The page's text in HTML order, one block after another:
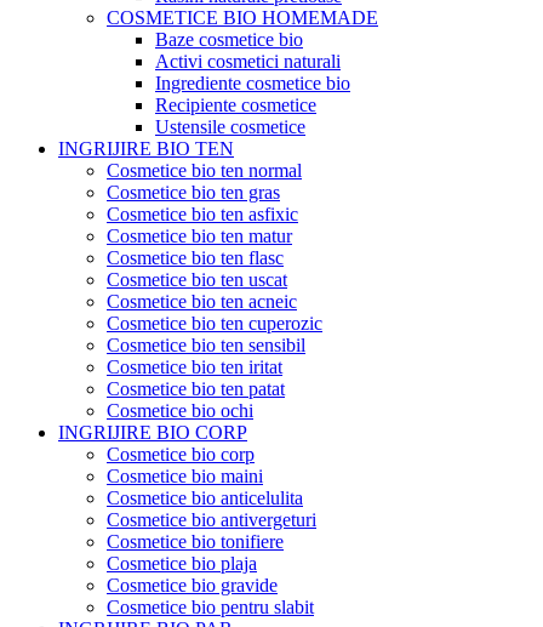
COSMETICE BIO HOMEMADE
Baze cosmetice bio
Activi cosmetici naturali
Ingrediente cosmetice bio
Recipiente cosmetice
Ustensile cosmetice
INGRIJIRE BIO TEN
Cosmetice bio ten normal
Cosmetice bio ten gras
Cosmetice bio ten asfixic
Cosmetice bio ten matur
Cosmetice bio ten flasc
Cosmetice bio ten uscat
Cosmetice bio ten acneic
Cosmetice bio ten cuperozic
Cosmetice bio ten sensibil
Cosmetice bio ten iritat
Cosmetice bio ten patat
Cosmetice bio ochi
INGRIJIRE BIO CORP
Cosmetice bio corp
Cosmetice bio maini
Cosmetice bio anticelulita
Cosmetice bio antivergeturi
Cosmetice bio tonifiere
Cosmetice bio plaja
Cosmetice bio gravide
Cosmetice bio pentru slabit